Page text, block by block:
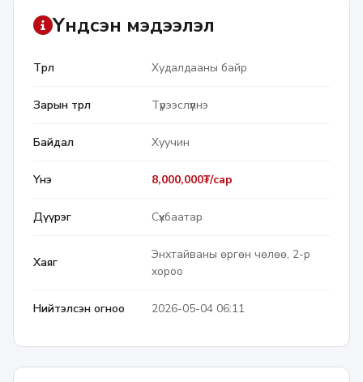
Үндсэн мэдээлэл
Төрөл Худалдааны байр
Зарын төрөл Түрээслүүлнэ
Байдал Хуучин
Үнэ 8,000,000₮/сар
Дүүрэг Сүхбаатар
Хаяг
Энхтайваны өргөн чөлөө, 2-р
хороо
Нийтэлсэн огноо 2026-05-04 06:11